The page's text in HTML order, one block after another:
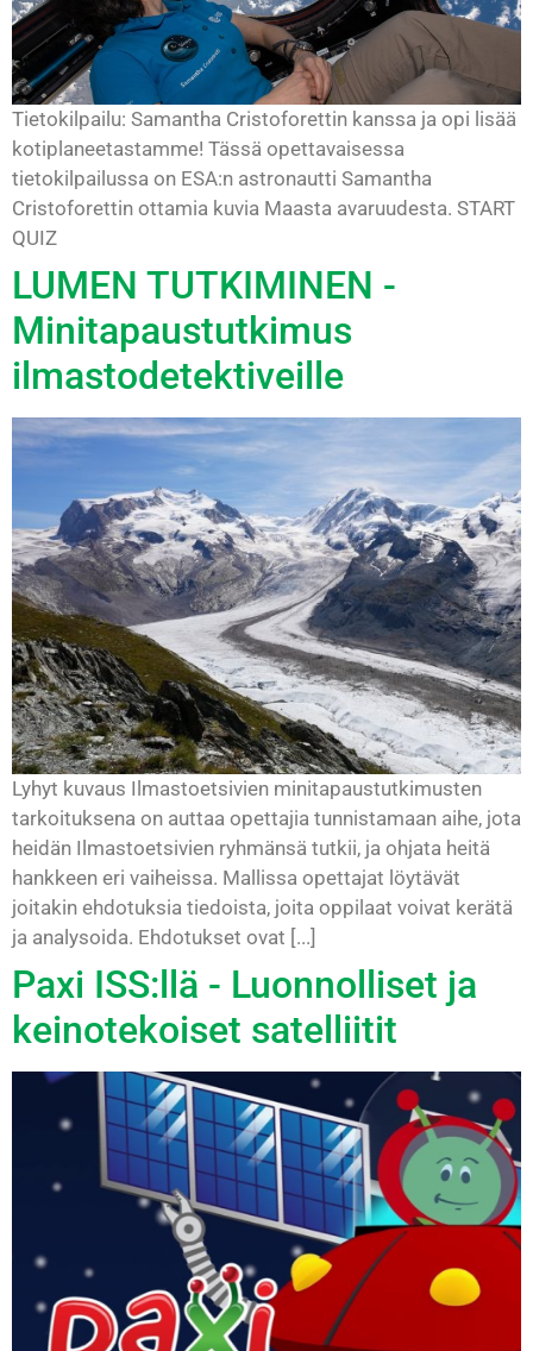
Tietokilpailu: Samantha Cristoforettin kanssa ja opi lisää
kotiplaneetastamme! Tässä opettavaisessa
tietokilpailussa on ESA:n astronautti Samantha
Cristoforettin ottamia kuvia Maasta avaruudesta. START
QUIZ
LUMEN TUTKIMINEN -
Minitapaustutkimus
ilmastodetektiveille
Lyhyt kuvaus Ilmastoetsivien minitapaustutkimusten
tarkoituksena on auttaa opettajia tunnistamaan aihe, jota
heidän Ilmastoetsivien ryhmänsä tutkii, ja ohjata heitä
hankkeen eri vaiheissa. Mallissa opettajat löytävät
joitakin ehdotuksia tiedoista, joita oppilaat voivat kerätä
ja analysoida. Ehdotukset ovat [...]
Paxi ISS:llä - Luonnolliset ja
keinotekoiset satelliitit